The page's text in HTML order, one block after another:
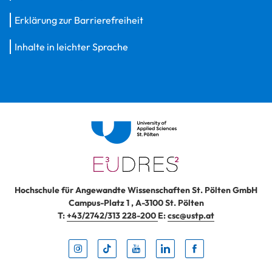
Erklärung zur Barrierefreiheit
Inhalte in leichter Sprache
Hochschule für Angewandte Wissenschaften St. Pölten GmbH
Campus-Platz 1,A-3100St. Pölten
T:+43/2742/313 228-200 E:csc@ustp.at